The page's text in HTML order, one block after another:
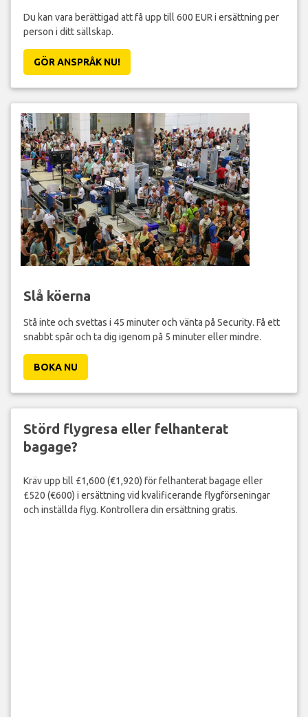
Du kan vara berättigad att få upp till 600 EUR i ersättning per
person i ditt sällskap.
GÖR ANSPRÅK NU!
Slå köerna
Stå inte och svettas i 45 minuter och vänta på Security. Få ett
snabbt spår och ta dig igenom på 5 minuter eller mindre.
BOKA NU
Störd flygresa eller felhanterat
bagage?
Kräv upp till £1,600 (€1,920) för felhanterat bagage eller
£520 (€600) i ersättning vid kvalificerande flygförseningar
och inställda flyg. Kontrollera din ersättning gratis.